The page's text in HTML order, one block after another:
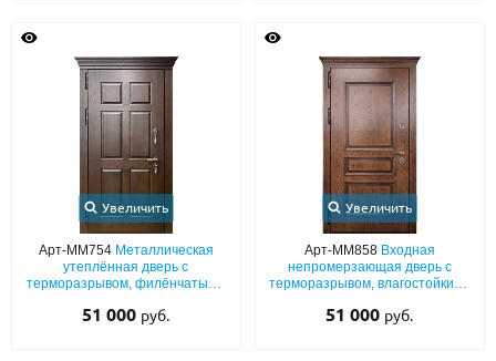
Увеличить
Арт-ММ754 Металлическая
утеплённая дверь с
терморазрывом, филёнчатыми
карнизом
51 000 руб.
Увеличить
Арт-ММ858 Входная
непромерзающая дверь с
терморазрывом, влагостойкими
раскладом и карнизом
51 000 руб.